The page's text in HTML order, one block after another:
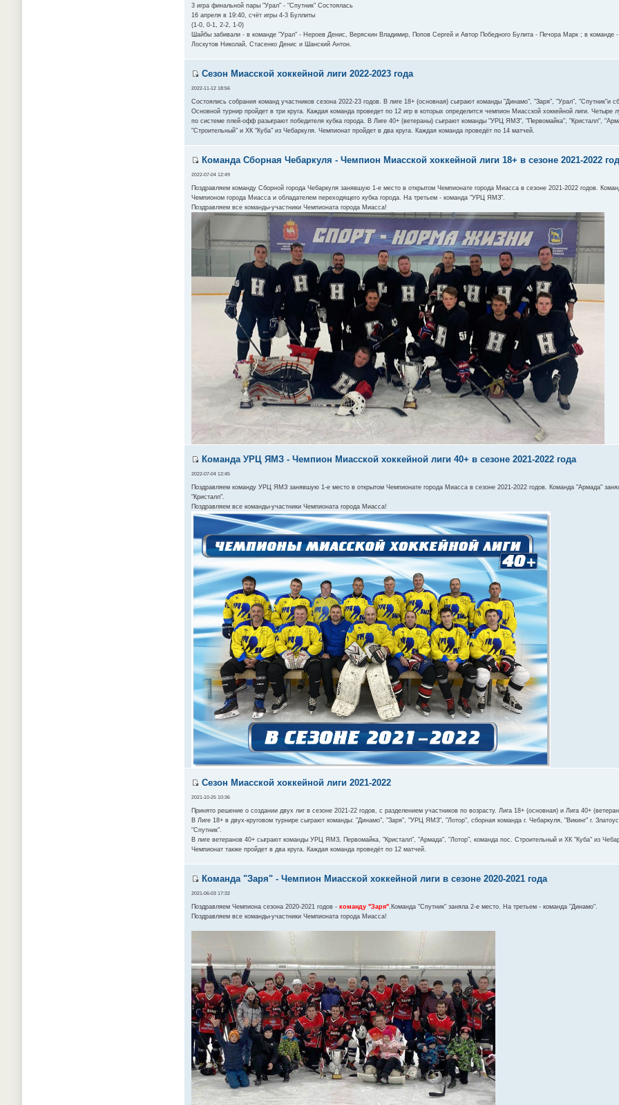
3 игра финальной пары "Урал" - "Спутник" Состоялась
16 апреля в 19:40, счëт игры 4-3 Буллиты
(1-0, 0-1, 2-2, 1-0)
Шайбы забивали - в команде "Урал" - Нероев Денис, Веряскин Владимир, Попов Сергей и Автор Победного Булита - Печора Марк ; в команде -
Лоскутов Николай, Стасенко Денис и Шанский Антон.
Сезон Миасской хоккейной лиги 2022-2023 года
2022-11-12 18:56
Состоялись собрания команд участников сезона 2022-23 годов. В лиге 18+ (основная) сыграют команды "Динамо", "Заря", "Урал", "Спутник"и
Основной турнир пройдет в три круга. Каждая команда проведет по 12 игр в которых определится чемпион Миасской хоккейной лиги. Четыре
по системе плей-офф разыграют победителя кубка города. В Лиге 40+ (ветераны) сыграют команды "УРЦ ЯМЗ", "Первомайка", "Кристалл",
"Строительный" и ХК "Куба" из Чебаркуля. Чемпионат пройдет в два круга. Каждая команда проведёт по 14 матчей.
Команда Сборная Чебаркуля - Чемпион Миасской хоккейной лиги 18+ в сезоне 2021-2022
2022-07-04 12:49
Поздравляем команду Сборной города Чебаркуля занявшую 1-е место в открытом Чемпионате города Миасса в сезоне 2021-2022 годов.
Чемпионом города Миасса и обладателем переходящего кубка города. На третьем - команда "УРЦ ЯМЗ".
Поздравляем все команды-участники Чемпионата города Миасса!
Команда УРЦ ЯМЗ - Чемпион Миасской хоккейной лиги 40+ в сезоне 2021-2022 года
2022-07-04 12:45
Поздравляем команду УРЦ ЯМЗ занявшую 1-е место в открытом Чемпионате города Миасса в сезоне 2021-2022 годов. Команда "Армада"
"Кристалл".
Поздравляем все команды-участники Чемпионата города Миасса!
Сезон Миасской хоккейной лиги 2021-2022
2021-10-25 10:36
Принято решение о создании двух лиг в сезоне 2021-22 годов, с разделением участников по возрасту. Лига 18+ (основная) и Лига 40+
В Лиге 18+ в двух-круговом турнире сыграют команды: "Динамо", "Заря", "УРЦ ЯМЗ", "Лотор", сборная команда г. Чебаркуля, "Викинг" г.
"Спутник".
В лиге ветеранов 40+ сыграют команды УРЦ ЯМЗ, Первомайка, "Кристалл", "Армада", "Лотор", команда пос. Строительный и ХК "Куба" из
Чемпионат также пройдет в два круга. Каждая команда проведёт по 12 матчей.
Команда "Заря" - Чемпион Миасской хоккейной лиги в сезоне 2020-2021 года
2021-06-03 17:32
Поздравляем Чемпиона сезона 2020-2021 годов - команду "Заря" .Команда "Спутник" заняла 2-е место. На третьем - команда "Динамо".
Поздравляем все команды-участники Чемпионата города Миасса!